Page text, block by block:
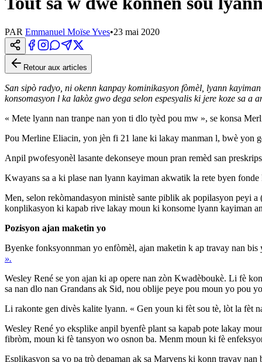
PAR Emmanuel Moïse Yves•23 mai 2020
Retour aux articles
San sipò radyo, ni okenn kanpay kominikasyon fòmèl, lyann
konsomasyon l ka lakòz gwo dega selon espesyalis ki jere koze sa a
« Mete lyann nan tranpe nan yon ti dlo tyèd pou mw », se konsa
Pou Merline Eliacin, yon jèn fi 21 lane ki lakay manman l, bwè yon
Anpil pwofesyonèl lasante dekonseye moun pran remèd san
Kwayans sa a ki plase nan lyann kayiman akwatik la rete byen
Men, selon rekòmandasyon ministè sante piblik ak popilasyon peyi
konplikasyon ki kapab rive lakay moun ki konsome lyann kayiman
Pozisyon ajan maketin yo
Byenke fonksyonnman yo enfòmèl, ajan maketin k ap travay nan
».
Wesley René se yon ajan ki ap opere nan zòn Kwadèboukè. Li fè
sa nan dlo nan Grandans ak Sid, nou oblije peye pou moun yo pou
Li rakonte gen divès kalite lyann. « Gen youn ki fèt sou tè, lòt la fèt
Wesley René yo eksplike anpil byenfè plant sa kapab pote lakay
fibròm, moun ki fè tansyon wo osnon ba. Menm moun ki fè
Esplikasyon sa yo pa trò depaman ak sa Marvens ki konn travay